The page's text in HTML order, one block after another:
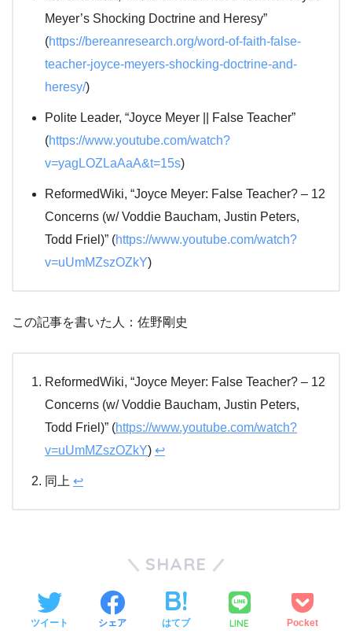
Meyer’s Shocking Doctrine and Heresy”
(https://bereanresearch.org/word-of-faith-false-
teacher-joyce-meyers-shocking-doctrine-and-
heresy/)
Polite Leader, “Joyce Meyer || False Teacher”
(https://www.youtube.com/watch?
v=yagLOZLaAaA&t=15s)
ReformedWiki, “Joyce Meyer: False Teacher? – 12
Concerns (w/ Voddie Baucham, Justin Peters,
Todd Friel)” (https://www.youtube.com/watch?
v=uUmMZszOZkY)
この記事を書いた人：佐野剛史
ReformedWiki, “Joyce Meyer: False Teacher? – 12
Concerns (w/ Voddie Baucham, Justin Peters,
Todd Friel)” (https://www.youtube.com/watch?
v=uUmMZszOZkY) ↩
同上 ↩
SHARE
ツイート シェア はてブ LINE Pocket